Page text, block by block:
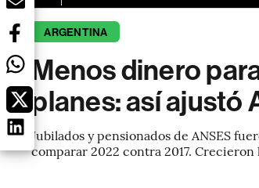
ARGENTINA
Menos dinero
planes: así ajustó
Jubilados y pensionados de ANSES
comparar 2022 contra 2017.